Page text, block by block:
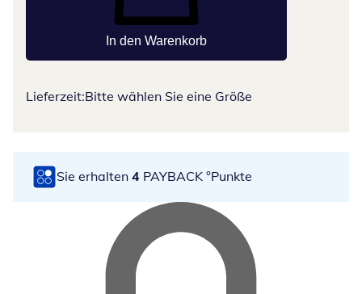
In den Warenkorb
Lieferzeit:Bitte wählen Sie eine Größe
Sie erhalten 4 PAYBACK °Punkte